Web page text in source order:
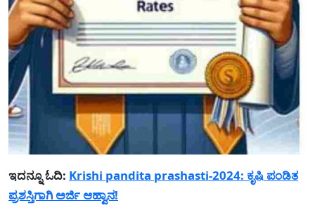
ಇದನ್ನೂ ಓದಿ: Krishi pandita prashasti-2024: ಕೃಷಿ ಪಂಡಿತ
ಪ್ರಶಸ್ತಿಗಾಗಿ ಅರ್ಜಿ ಆಹ್ವಾನ!